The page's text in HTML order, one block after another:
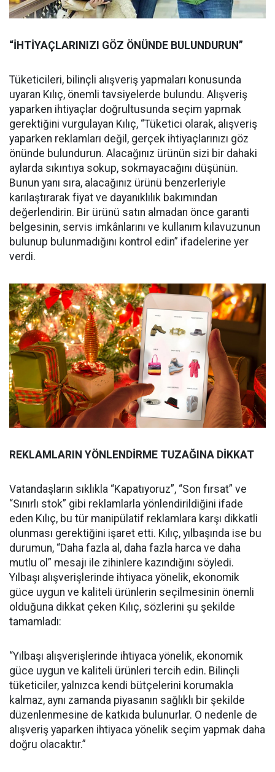
“İHTİYAÇLARINIZI GÖZ ÖNÜNDE BULUNDURUN”
Tüketicileri, bilinçli alışveriş yapmaları konusunda
uyaran Kılıç, önemli tavsiyelerde bulundu. Alışveriş
yaparken ihtiyaçlar doğrultusunda seçim yapmak
gerektiğini vurgulayan Kılıç, “Tüketici olarak, alışveriş
yaparken reklamları değil, gerçek ihtiyaçlarınızı göz
önünde bulundurun. Alacağınız ürünün sizi bir dahaki
aylarda sıkıntıya sokup, sokmayacağını düşünün.
Bunun yanı sıra, alacağınız ürünü benzerleriyle
karılaştırarak fiyat ve dayanıklılık bakımından
değerlendirin. Bir ürünü satın almadan önce garanti
belgesinin, servis imkânlarını ve kullanım kılavuzunun
bulunup bulunmadığını kontrol edin” ifadelerine yer
verdi.
REKLAMLARIN YÖNLENDİRME TUZAĞINA DİKKAT
Vatandaşların sıklıkla “Kapatıyoruz”, “Son fırsat” ve
“Sınırlı stok” gibi reklamlarla yönlendirildiğini ifade
eden Kılıç, bu tür manipülatif reklamlara karşı dikkatli
olunması gerektiğini işaret etti. Kılıç, yılbaşında ise bu
durumun, “Daha fazla al, daha fazla harca ve daha
mutlu ol” mesajı ile zihinlere kazındığını söyledi.
Yılbaşı alışverişlerinde ihtiyaca yönelik, ekonomik
güce uygun ve kaliteli ürünlerin seçilmesinin önemli
olduğuna dikkat çeken Kılıç, sözlerini şu şekilde
tamamladı:
“Yılbaşı alışverişlerinde ihtiyaca yönelik, ekonomik
güce uygun ve kaliteli ürünleri tercih edin. Bilinçli
tüketiciler, yalnızca kendi bütçelerini korumakla
kalmaz, aynı zamanda piyasanın sağlıklı bir şekilde
düzenlenmesine de katkıda bulunurlar. O nedenle de
alışveriş yaparken ihtiyaca yönelik seçim yapmak daha
doğru olacaktır.”